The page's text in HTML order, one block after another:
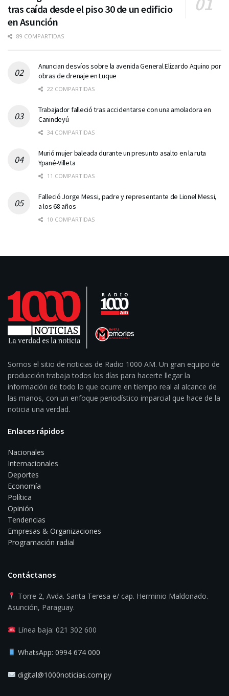
tras caída desde el piso 30 de un edificio
en Asunción
89 COMPARTIDAS
Anuncian desvíos sobre la avenida General Elizardo Aquino por
obras de drenaje en Luque
22 COMPARTIDAS
Trabajador falleció tras accidentarse con una amoladora en
Canindeyú
34 COMPARTIDAS
Murió mujer baleada durante un presunto asalto en la ruta
Ypané-Villeta
11 COMPARTIDAS
Falleció Jorge Messi, padre y representante de Lionel Messi,
a los 68 años
10 COMPARTIDAS
Somos el sitio de noticias de Radio 1000 AM. Un gran equipo de
producción trabaja todos los días para hacerte llegar la
información de todo lo que ocurre en tiempo real al alcance de
las manos, con un enfoque periodístico imparcial que hace de la
noticia una verdad.
Enlaces rápidos
Nacionales
Internacionales
Deportes
Economía
Política
Opinión
Tendencias
Empresas & Organizaciones
Programación radial
Contáctanos
Torre 2, Avda. Santa Teresa e/ cap. Herminio Maldonado.
Asunción, Paraguay.
Línea baja: 021 302 600
WhatsApp: 0994 674 000
digital@1000noticias.com.py